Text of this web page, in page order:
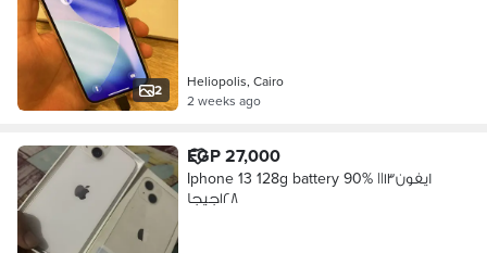
2
Heliopolis, Cairo
2 weeks ago
EGP 27,000
Iphone 13 128g battery 90% ||ايفون١٣
١٢٨جيجا